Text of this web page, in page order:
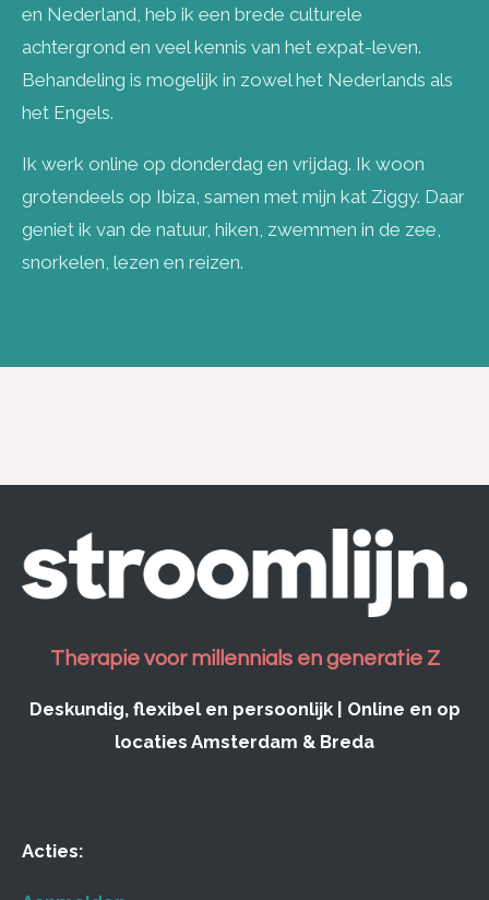
en Nederland, heb ik een brede culturele
achtergrond en veel kennis van het expat-leven.
Behandeling is mogelijk in zowel het Nederlands als
het Engels.
Ik werk online op donderdag en vrijdag. Ik woon
grotendeels op Ibiza, samen met mijn kat Ziggy. Daar
geniet ik van de natuur, hiken, zwemmen in de zee,
snorkelen, lezen en reizen.
Therapie voor millennials en generatie Z
Deskundig, flexibel en persoonlijk | Online en op
locaties Amsterdam & Breda
Acties: